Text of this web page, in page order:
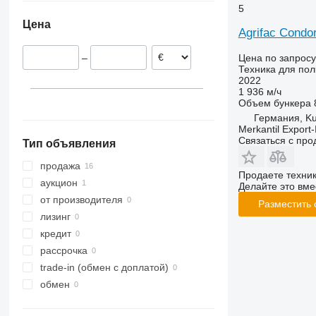
Цена
–
Тип объявления
продажа
аукцион
от производителя
лизинг
кредит
рассрочка
trade-in (обмен с доплатой)
обмен
5
Agrifac
Цена по запросу
Техника для
2022
1 936 м/ч
Объем бункера
Германия,
Merkantil
Связаться с
Продаете
Делайте это